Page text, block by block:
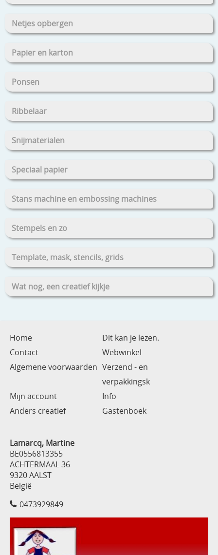
Netjes opbergen
Papier en karton
Ponsen
Ribbelaar
Snijmaterialen
Speciaal papier
Stans machine en embossing machines
Stempels en zo
Template, mask, stencils, grids
Wat nog, een creatief kijkje
Home
Dit kan je lezen.
Contact
Webwinkel
Algemene voorwaarden Verzend - en
verpakkingsk
Mijn account
Info
Anders creatief
Gastenboek
Lamarcq, Martine
BE0556813355
ACHTERMAAL 36
9320 AALST
België
0473929849